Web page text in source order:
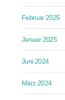
Februar 2025
Januar 2025
Juni 2024
März 2024